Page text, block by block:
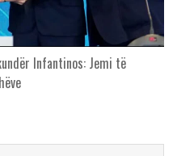
Infantinos: Jemi të